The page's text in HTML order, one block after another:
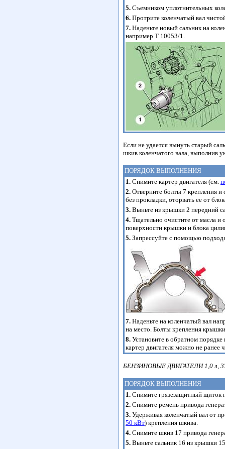
5. Съемником уплотнительных
6. Протрите коленчатый вал
7. Наденьте новый сальник на
например Т 10053/1.
Если не удается вынуть старый
шкив коленчатого вала, выполнив
ПОРЯДОК ВЫПОЛНЕНИЯ
1. Снимите картер двигателя (см.
2. Отверните болты 7 крепления
без прокладки, оторвать ее от
3. Выньте из крышки 2 передний
4. Тщательно очистите от масла и
поверхности крышки и блока
5. Запрессуйте с помощью
7. Наденьте на коленчатый вал
на место. Болты крепления
8. Установите в обратном порядке
картер двигателя можно не ранее
БЕНЗИНОВЫЕ ДВИГАТЕЛИ 1,0 л,
ПОРЯДОК ВЫПОЛНЕНИЯ
1. Снимите грязезащитный щиток
2. Снимите ремень привода
3. Удерживая коленчатый вал от
50 кВт) крепления шкива.
4. Снимите шкив 17 привода
5. Выньте сальник 16 из крышки